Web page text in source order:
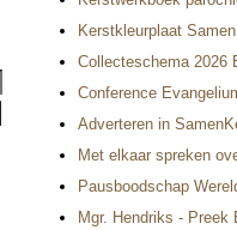
Kerstkleurplaat
Collecteschema 2026
Conference
Adverteren in
Met elkaar spreken
Pausboodschap
Mgr. Hendriks - Preek